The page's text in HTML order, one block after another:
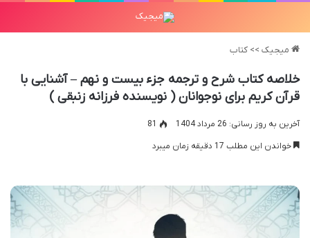
میجیک >> کتاب
خلاصه کتاب شرح و ترجمه جزء بیست و نهم – آشنایی با
قرآن کریم برای نوجوانان ( نویسنده فرزانه زنبقی )
آخرین به روز رسانی: 26 مرداد 1404
81
خواندن این مطلب 17 دقیقه زمان میبرد